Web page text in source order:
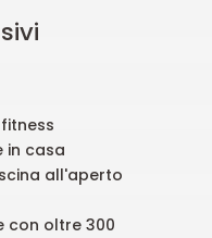
in casa
all'aperto
con oltre 300